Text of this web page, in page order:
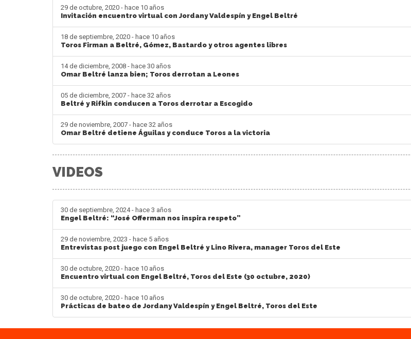
29 de octubre, 2020 - hace 10 años
Invitación encuentro virtual con Jordany Valdespín y Engel Beltré
18 de septiembre, 2020 - hace 10 años
Toros Firman a Beltré, Gómez, Bastardo y otros agentes libres
14 de diciembre, 2008 - hace 30 años
Omar Beltré lanza bien; Toros derrotan a Leones
05 de diciembre, 2007 - hace 32 años
Beltré y Rifkin conducen a Toros derrotar a Escogido
29 de noviembre, 2007 - hace 32 años
Omar Beltré detiene Águilas y conduce Toros a la victoria
VIDEOS
30 de septiembre, 2024 - hace 3 años
Engel Beltré: “José Offerman nos inspira respeto”
29 de noviembre, 2023 - hace 5 años
Entrevistas post juego con Engel Beltré y Lino Rivera, manager Toros del Este
30 de octubre, 2020 - hace 10 años
Encuentro virtual con Engel Beltré, Toros del Este (30 octubre, 2020)
30 de octubre, 2020 - hace 10 años
Prácticas de bateo de Jordany Valdespín y Engel Beltré, Toros del Este